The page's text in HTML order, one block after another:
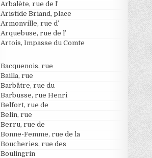
Arbalète, rue de l’
Aristide Briand, place
Armonville, rue d’
Arquebuse, rue de l’
Artois, Impasse du Comte
Bacquenois, rue
Bailla, rue
Barbâtre, rue du
Barbusse, rue Henri
Belfort, rue de
Belin, rue
Berru, rue de
Bonne-Femme, rue de la
Boucheries, rue des
Boulingrin